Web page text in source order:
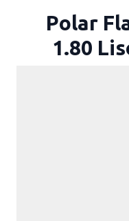
Polar
1.80